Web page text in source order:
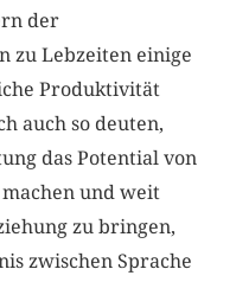
der
zu Lebzeiten einige
Produktivität
auch so deuten,
das Potential von
machen und weit
zu bringen,
zwischen Sprache